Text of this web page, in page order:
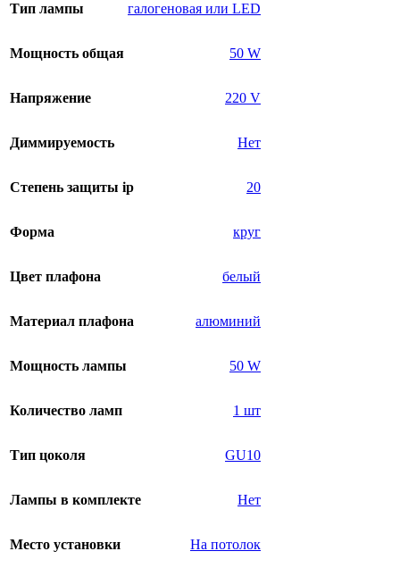
Тип лампы галогеновая или LED
Мощность общая 50 W
Напряжение 220 V
Диммируемость Нет
Степень защиты ip 20
Форма круг
Цвет плафона белый
Материал плафона алюминий
Мощность лампы 50 W
Количество ламп 1 шт
Тип цоколя GU10
Лампы в комплекте Нет
Место установки На потолок